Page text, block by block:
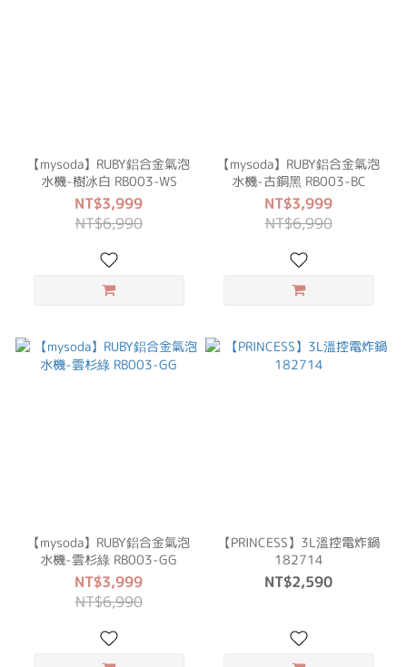
【mysoda】RUBY鋁合金氣泡
水機-樹冰白 RB003-WS
NT$3,999
NT$6,990
【mysoda】RUBY鋁合金氣泡
水機-古銅黑 RB003-BC
NT$3,999
NT$6,990
【mysoda】RUBY鋁合金氣泡
水機-雲杉綠 RB003-GG
NT$3,999
NT$6,990
【PRINCESS】3L溫控電炸鍋
182714
NT$2,590